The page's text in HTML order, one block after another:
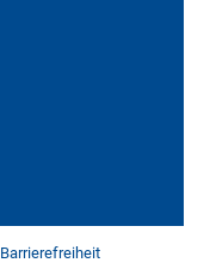
Barrierefreiheit